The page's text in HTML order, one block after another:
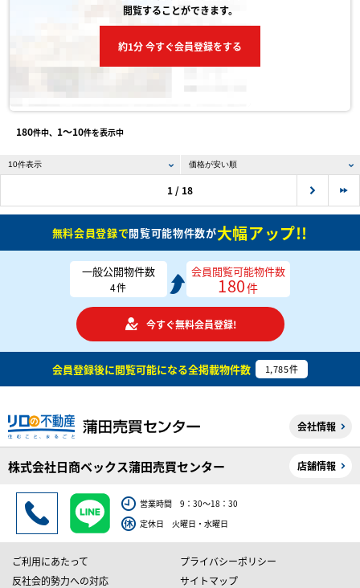
閲覧することができます。
約1分 今すぐ会員登録をする
180件中、 1〜10件を表示中
1 / 18
無料会員登録で閲覧可能物件数が大幅アップ!!
一般公開物件数
4件
会員閲覧可能物件数
180件
今すぐ無料会員登録!
会員登録後に閲覧可能になる全掲載物件数 1,785件
会社情報
株式会社日商ベックス蒲田売買センター 店舗情報
営業時間 9：30～18：30
定休日 火曜日・水曜日
ご利用にあたって
プライバシーポリシー
反社会的勢力への対応
サイトマップ